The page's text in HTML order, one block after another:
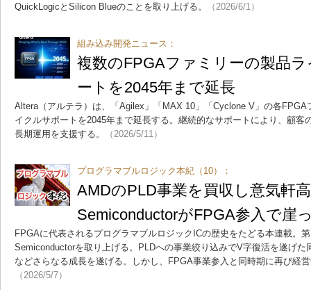
QuickLogicとSilicon Blueのことを取り上げる。
（2026/6/1）
組み込み開発ニュース：
複数のFPGAファミリーの製品
ートを2045年まで延長
Altera（アルテラ）は、「Agilex」「MAX 10」「Cyclone V」の各
イクルサポートを2045年まで延長する。継続的なサポートにより、顧客
長期運用を支援する。
（2026/5/11）
プログラマブルロジック本紀（10）：
AMDのPLD事業を買収し意気軒
SemiconductorがFPGA参入で崖
FPGAに代表されるプログラマブルロジックICの歴史をたどる本連載。
Semiconductorを取り上げる。PLDへの事業絞り込みでV字復活を遂げ
などさらなる成長を遂げる。しかし、FPGA事業参入と同時期に再び経
（2026/5/7）